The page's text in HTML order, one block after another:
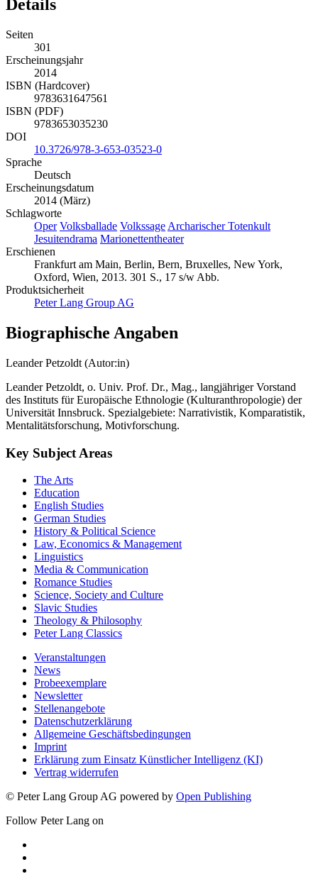
Details
Seiten
301
Erscheinungsjahr
2014
ISBN (Hardcover)
9783631647561
ISBN (PDF)
9783653035230
DOI
10.3726/978-3-653-03523-0
Sprache
Deutsch
Erscheinungsdatum
2014 (März)
Schlagworte
Oper Volksballade Volkssage Archarischer Totenkult
Jesuitendrama Marionettentheater
Erschienen
Frankfurt am Main, Berlin, Bern, Bruxelles, New York,
Oxford, Wien, 2013. 301 S., 17 s/w Abb.
Produktsicherheit
Peter Lang Group AG
Biographische Angaben
Leander Petzoldt (Autor:in)
Leander Petzoldt, o. Univ. Prof. Dr., Mag., langjähriger Vorstand
des Instituts für Europäische Ethnologie (Kulturanthropologie) der
Universität Innsbruck. Spezialgebiete: Narrativistik, Komparatistik,
Mentalitätsforschung, Motivforschung.
Key Subject Areas
The Arts
Education
English Studies
German Studies
History & Political Science
Law, Economics & Management
Linguistics
Media & Communication
Romance Studies
Science, Society and Culture
Slavic Studies
Theology & Philosophy
Peter Lang Classics
Veranstaltungen
News
Probeexemplare
Newsletter
Stellenangebote
Datenschutzerklärung
Allgemeine Geschäftsbedingungen
Imprint
Erklärung zum Einsatz Künstlicher Intelligenz (KI)
Vertrag widerrufen
© Peter Lang Group AG powered by Open Publishing
Follow Peter Lang on